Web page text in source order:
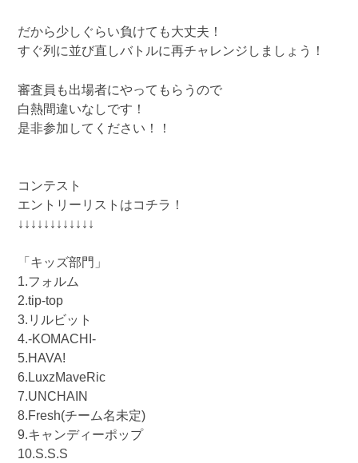
だから少しぐらい負けても大丈夫！
すぐ列に並び直しバトルに再チャレンジしましょう！
審査員も出場者にやってもらうので
白熱間違いなしです！
是非参加してください！！
コンテスト
エントリーリストはコチラ！
↓↓↓↓↓↓↓↓↓↓↓↓
「キッズ部門」
1.フォルム
2.tip-top
3.リルビット
4.-KOMACHI-
5.HAVA!
6.LuxzMaveRic
7.UNCHAIN
8.Fresh(チーム名未定)
9.キャンディーポップ
10.S.S.S